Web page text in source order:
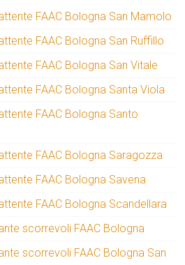
FAAC Bologna San Mamolo
FAAC Bologna San Ruffillo
FAAC Bologna San Vitale
FAAC Bologna Santa Viola
FAAC Bologna Santo
FAAC Bologna Saragozza
FAAC Bologna Savena
FAAC Bologna Scandellara
scorrevoli FAAC Bologna
scorrevoli FAAC Bologna San